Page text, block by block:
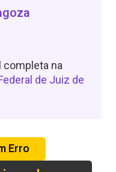
completa na
de Juiz de
Erro